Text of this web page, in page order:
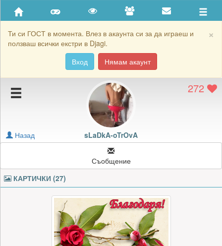
×
Ти си ГОСТ в момента. Влез в акаунта си за да играеш и
ползваш всички екстри в Djagi.
Вход
Нямам акаунт
Приятели
Хронология на игри
Подаръците на sLaDkA-oTrOvA
Картичките на sLaDkA-oTrOvA
Блокирай sLaDkA-oTrOvA
272
sLaDkA-oTrOvA
Назад
Съобщение
КАРТИЧКИ (27)